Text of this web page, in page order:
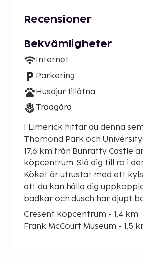
Recensioner
Bekvämligheter
Internet
Parkering
Husdjur tillåtna
Trädgård
I Limerick hittar du denna
Thomond Park och University of Limerick. Detta
17,6 km från Bunratty Castle
köpcentrum. Slå dig till ro i
Köket är utrustat med ett
att du kan hålla dig
badkar och dusch har djupt
Cresent köpcentrum - 1,4 km
Frank McCourt Museum - 1,5